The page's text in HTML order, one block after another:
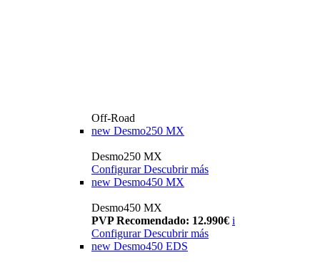
Off-Road
new Desmo250 MX
Desmo250 MX
Configurar Descubrir más
new Desmo450 MX
Desmo450 MX
PVP Recomendado: 12.990€ i
Configurar Descubrir más
new Desmo450 EDS